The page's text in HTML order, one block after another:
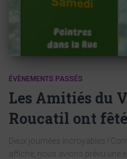
ÉVÈNEMENTS PASSÉS
Les Amitiés du
Roucatil ont
Deux journées incroyables !
affiche, nous avions prévu une